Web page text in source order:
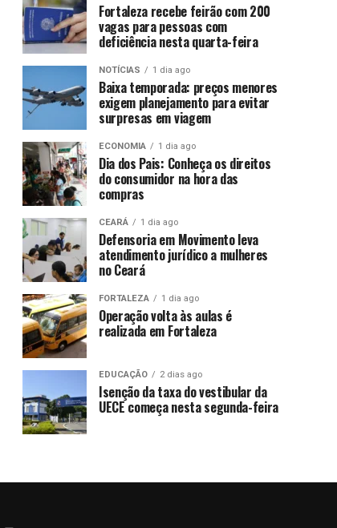
Fortaleza recebe feirão com 200
vagas para pessoas com
deficiência nesta quarta-feira
NOTÍCIAS 1 dia ago
Baixa temporada: preços menores
exigem planejamento para evitar
surpresas em viagem
ECONOMIA 1 dia ago
Dia dos Pais: Conheça os direitos
do consumidor na hora das
compras
CEARÁ 1 dia ago
Defensoria em Movimento leva
atendimento jurídico a mulheres
no Ceará
FORTALEZA 1 dia ago
Operação volta às aulas é
realizada em Fortaleza
EDUCAÇÃO 2 dias ago
Isenção da taxa do vestibular da
UECE começa nesta segunda-feira